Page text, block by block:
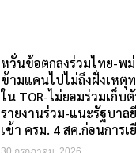
หวั่นข้อตกลงร่วมไทย-พ
ข้ามแดนไปไม่ถึงฝั่งเหตุ
ใน TOR-ไม่ยอมร่วมเก็บ
รายงานร่วม-แนะรัฐบา
เข้า ครม. 4 สค.ก่อนการ